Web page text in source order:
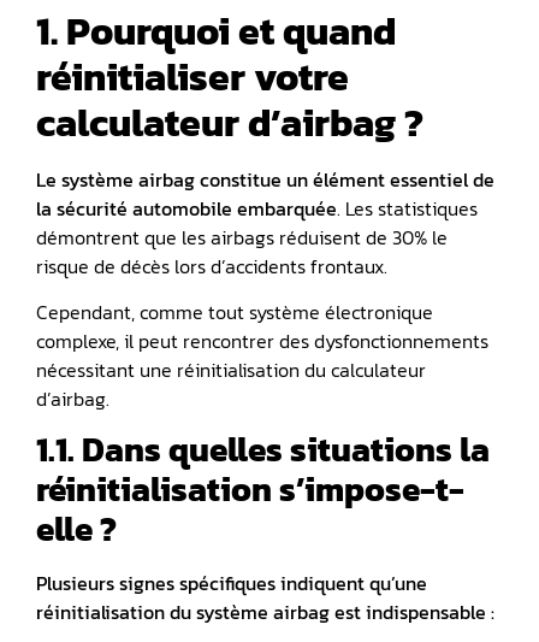
1. Pourquoi et quand
réinitialiser votre
calculateur d’airbag ?
Le système airbag constitue un élément essentiel de
la sécurité automobile embarquée. Les statistiques
démontrent que les airbags réduisent de 30% le
risque de décès lors d’accidents frontaux.
Cependant, comme tout système électronique
complexe, il peut rencontrer des dysfonctionnements
nécessitant une réinitialisation du calculateur
d’airbag.
1.1. Dans quelles situations la
réinitialisation s’impose-t-
elle ?
Plusieurs signes spécifiques indiquent qu’une
réinitialisation du système airbag est indispensable :